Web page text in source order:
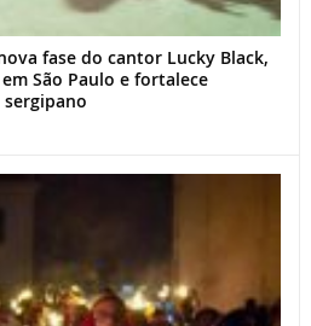
fase do cantor Lucky Black,
São Paulo e fortalece